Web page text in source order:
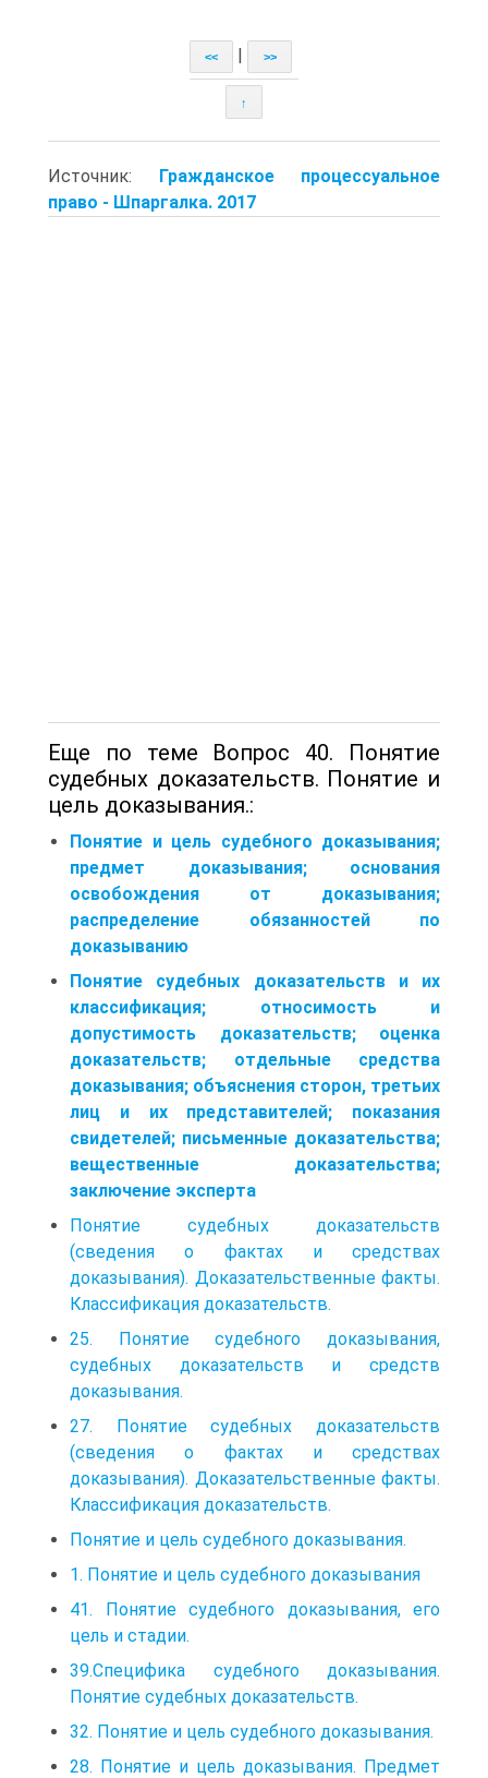
<< >>
↑
Источник: Гражданское процессуальное
право - Шпаргалка. 2017
Еще по теме Вопрос 40. Понятие
судебных доказательств. Понятие и
цель доказывания.:
Понятие и цель судебного доказывания;
предмет доказывания; основания
освобождения от доказывания;
распределение обязанностей по
доказыванию
Понятие судебных доказательств и их
классификация; относимость и
допустимость доказательств; оценка
доказательств; отдельные средства
доказывания; объяснения сторон, третьих
лиц и их представителей; показания
свидетелей; письменные доказательства;
вещественные доказательства;
заключение эксперта
Понятие судебных доказательств
(сведения о фактах и средствах
доказывания). Доказательственные факты.
Классификация доказательств.
25. Понятие судебного доказывания,
судебных доказательств и средств
доказывания.
27. Понятие судебных доказательств
(сведения о фактах и средствах
доказывания). Доказательственные факты.
Классификация доказательств.
Понятие и цель судебного доказывания.
1. Понятие и цель судебного доказывания
41. Понятие судебного доказывания, его
цель и стадии.
39.Специфика судебного доказывания.
Понятие судебных доказательств.
32. Понятие и цель судебного доказывания.
28. Понятие и цель доказывания. Предмет